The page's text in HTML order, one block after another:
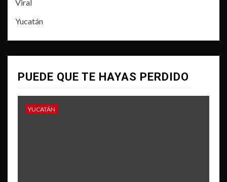
Viral
Yucatán
PUEDE QUE TE HAYAS PERDIDO
YUCATÁN